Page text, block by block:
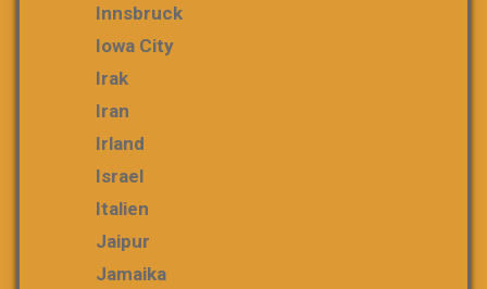
Innsbruck
Iowa City
Irak
Iran
Irland
Israel
Italien
Jaipur
Jamaika